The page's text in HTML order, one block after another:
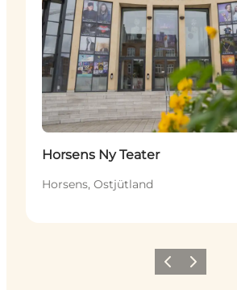
Horsens Ny Teater
Horsens, Ostjütland
ZurückWeiter